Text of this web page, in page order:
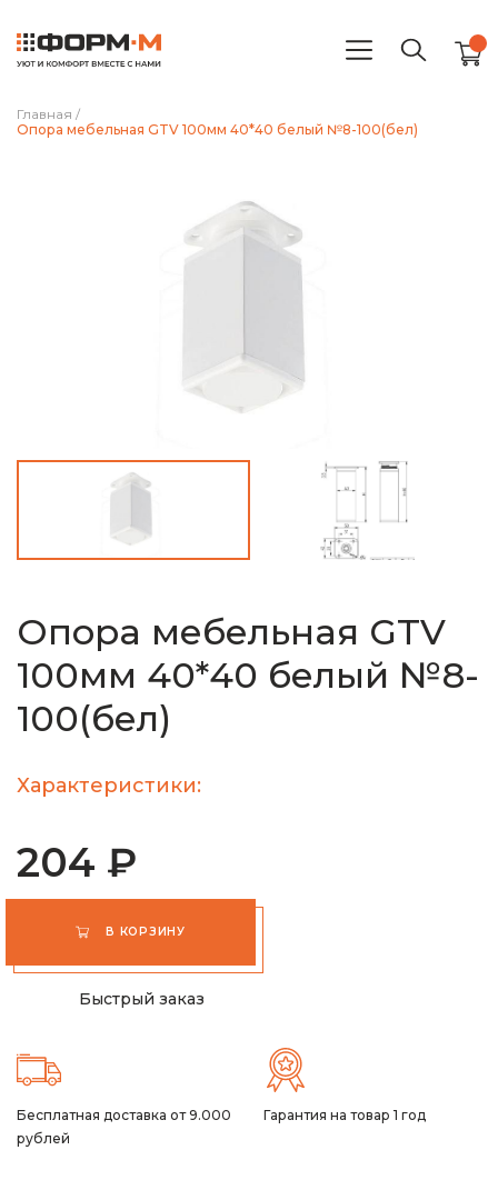
Главная /
Опора мебельная GTV 100мм 40*40 белый №8-100(бел)
Опора мебельная GTV
100мм 40*40 белый №8-
100(бел)
Характеристики:
204 ₽
В КОРЗИНУ
Быстрый заказ
Бесплатная доставка от 9.000
рублей
Гарантия на товар 1 год